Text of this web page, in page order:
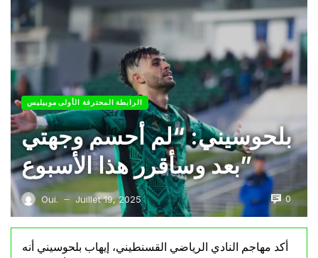
الرابطة المحترفة الأولى موبيليس
بلحوسيني: “لم أحسم وجهتي
بعد وسأقرر هذا الأسبوع”
Oui. — Juillet 19, 2025 0
أكد مهاجم النادي الرياضي القسنطيني، إيهاب بلحوسيني أنه